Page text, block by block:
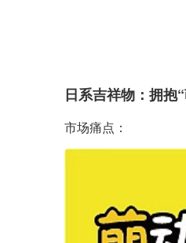
日系吉祥物：拥抱
市场痛点：